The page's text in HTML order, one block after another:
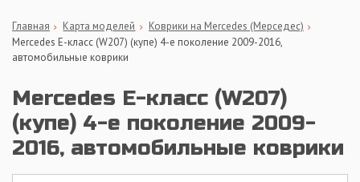
Главная Карта моделей
Коврики на Mercedes (Мерседес)
Mercedes E-класс (W207) (купе) 4-е поколение 2009-2016,
автомобильные коврики
Mercedes E-класс (W207)
(купе) 4-е поколение 2009-
2016, автомобильные коврики